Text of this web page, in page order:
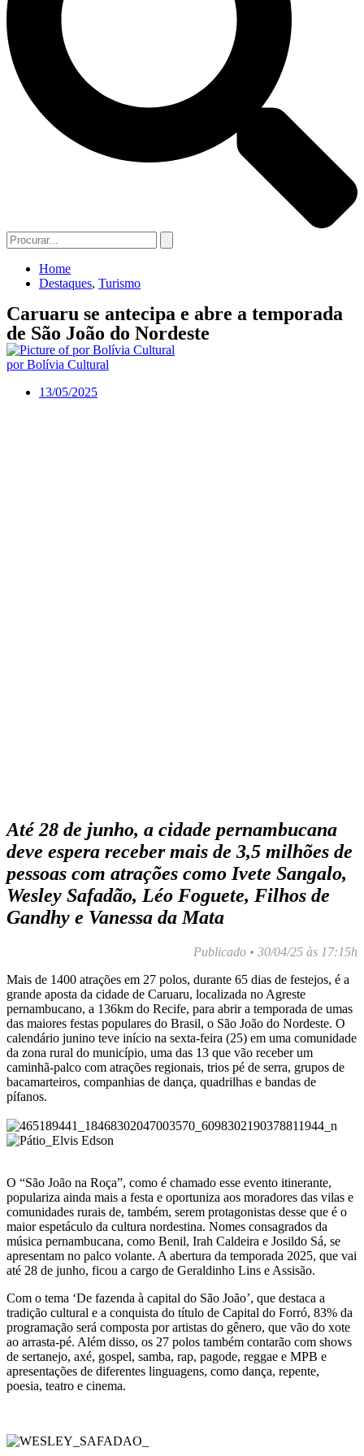
Home
Destaques, Turismo
Caruaru se antecipa e abre a temporada
de São João do Nordeste
por Bolívia Cultural
13/05/2025
Até 28 de junho, a cidade pernambucana
deve espera receber mais de 3,5 milhões de
pessoas com atrações como Ivete Sangalo,
Wesley Safadão, Léo Foguete, Filhos de
Gandhy e Vanessa da Mata
Publicado • 30/04/25 às 17:15h
Mais de 1400 atrações em 27 polos, durante 65 dias de festejos, é a
grande aposta da cidade de Caruaru, localizada no Agreste
pernambucano, a 136km do Recife, para abrir a temporada de umas
das maiores festas populares do Brasil, o São João do Nordeste. O
calendário junino teve início na sexta-feira (25) em uma comunidade
da zona rural do município, uma das 13 que vão receber um
caminhã-palco com atrações regionais, trios pé de serra, grupos de
bacamarteiros, companhias de dança, quadrilhas e bandas de
pífanos.
O “São João na Roça”, como é chamado esse evento itinerante,
populariza ainda mais a festa e oportuniza aos moradores das vilas e
comunidades rurais de, também, serem protagonistas desse que é o
maior espetáculo da cultura nordestina. Nomes consagrados da
música pernambucana, como Benil, Irah Caldeira e Josildo Sá, se
apresentam no palco volante. A abertura da temporada 2025, que vai
até 28 de junho, ficou a cargo de Geraldinho Lins e Assisão.
Com o tema ‘De fazenda à capital do São João’, que destaca a
tradição cultural e a conquista do título de Capital do Forró, 83% da
programação será composta por artistas do gênero, que vão do xote
ao arrasta-pé. Além disso, os 27 polos também contarão com shows
de sertanejo, axé, gospel, samba, rap, pagode, reggae e MPB e
apresentações de diferentes linguagens, como dança, repente,
poesia, teatro e cinema.